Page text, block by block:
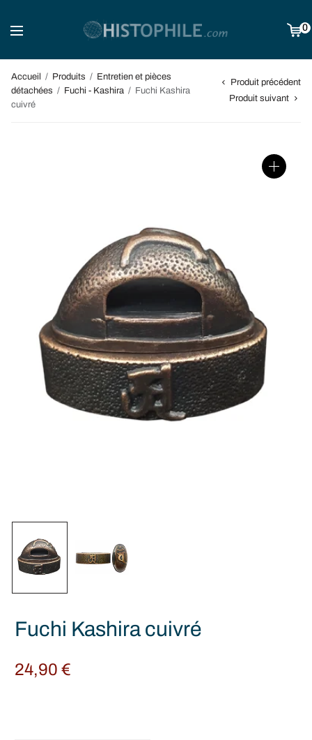
0
Accueil / Produits / Entretien et pièces
détachées / Fuchi - Kashira / Fuchi Kashira
cuivré
Produit précédent
Produit suivant
Fuchi Kashira cuivré
24,90€